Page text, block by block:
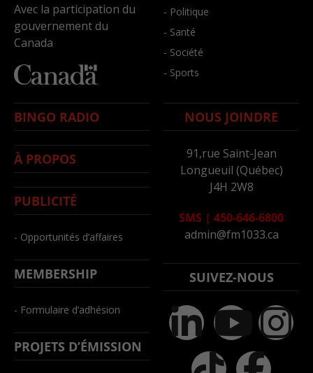
Avec la participation du
gouvernement du
Canada
- Politique
- Santé
- Société
- Sports
BINGO RADIO
À PROPOS
PUBLICITÉ
- Opportunités d’affaires
MEMBERSHIP
- Formulaire d’adhésion
PROJETS D’ÉMISSION
NOUS JOINDRE
91,rue Saint-Jean
Longueuil (Québec)
J4H 2W8
SMS | 450-646-6800
admin@fm1033.ca
SUIVEZ-NOUS